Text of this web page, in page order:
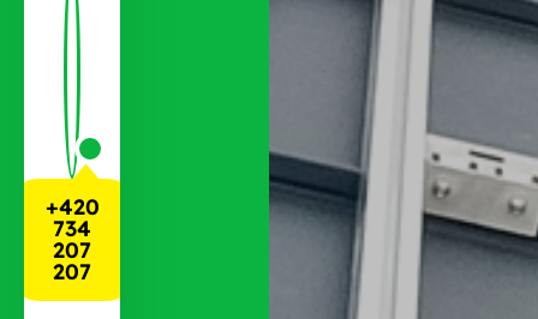
+420
734
207
207